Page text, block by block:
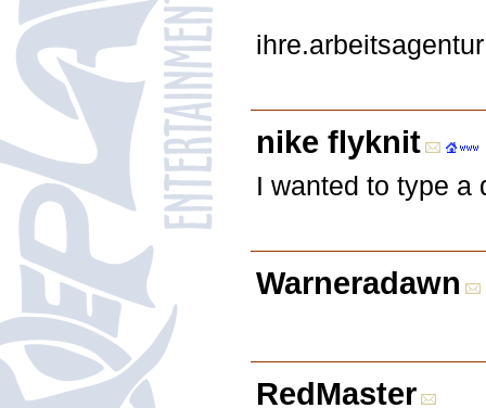
nike flyknit
I wanted to type a
Warneradawn
RedMaster